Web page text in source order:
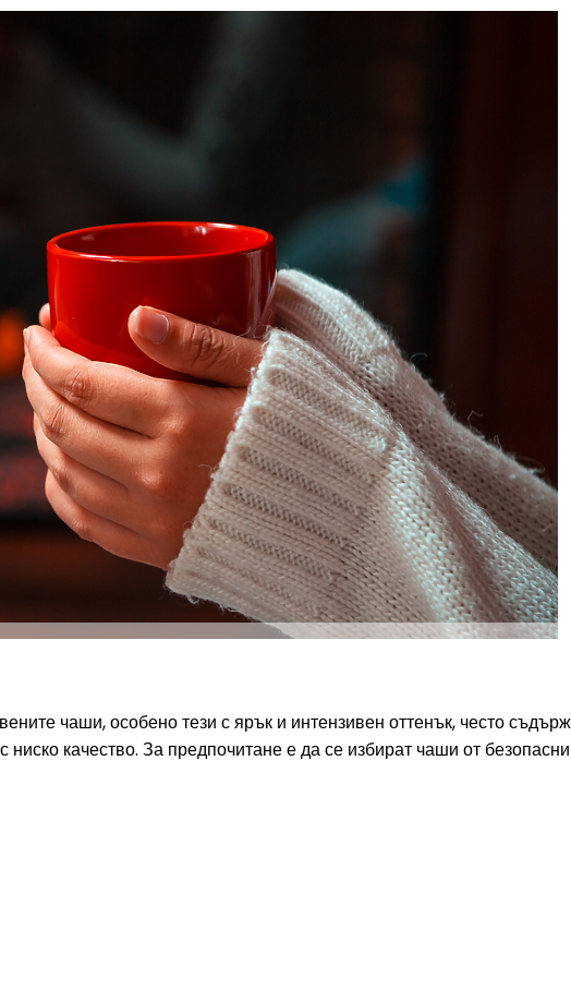
чаши, особено тези с ярък и интензивен оттенък, често
ниско качество. За предпочитане е да се избират чаши от